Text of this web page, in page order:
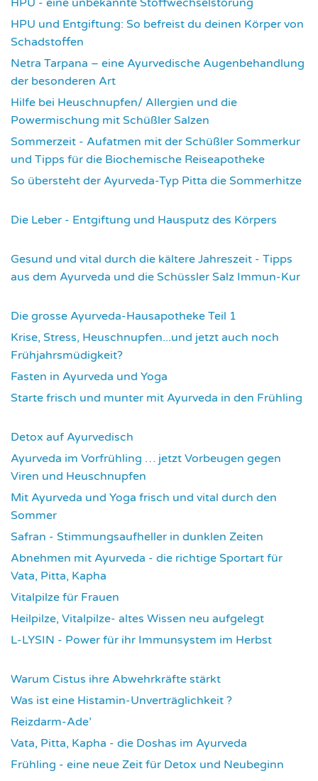
HPU und Entgiftung: So befreist du deinen Körper von
Schadstoffen
Netra Tarpana – eine Ayurvedische Augenbehandlung
der besonderen Art
Hilfe bei Heuschnupfen/ Allergien und die
Powermischung mit Schüßler Salzen
Sommerzeit - Aufatmen mit der Schüßler Sommerkur
und Tipps für die Biochemische Reiseapotheke
So übersteht der Ayurveda-Typ Pitta die Sommerhitze
Die Leber - Entgiftung und Hausputz des Körpers
Gesund und vital durch die kältere Jahreszeit - Tipps
aus dem Ayurveda und die Schüssler Salz Immun-Kur
Die grosse Ayurveda-Hausapotheke Teil 1
Krise, Stress, Heuschnupfen...und jetzt auch noch
Frühjahrsmüdigkeit?
Fasten in Ayurveda und Yoga
Starte frisch und munter mit Ayurveda in den Frühling
Detox auf Ayurvedisch
Ayurveda im Vorfrühling … jetzt Vorbeugen gegen
Viren und Heuschnupfen
Mit Ayurveda und Yoga frisch und vital durch den
Sommer
Safran - Stimmungsaufheller in dunklen Zeiten
Abnehmen mit Ayurveda - die richtige Sportart für
Vata, Pitta, Kapha
Vitalpilze für Frauen
Heilpilze, Vitalpilze- altes Wissen neu aufgelegt
L-LYSIN - Power für ihr Immunsystem im Herbst
Warum Cistus ihre Abwehrkräfte stärkt
Was ist eine Histamin-Unverträglichkeit ?
Reizdarm-Ade’
Vata, Pitta, Kapha - die Doshas im Ayurveda
Frühling - eine neue Zeit für Detox und Neubeginn